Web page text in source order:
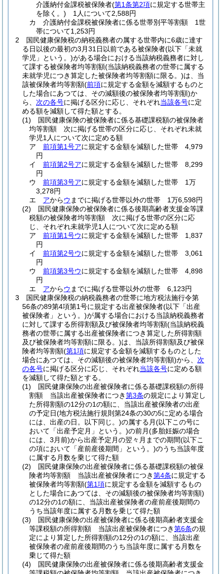
介護納付金課税被保険者(第1条第2項に規定する世帯主
を除く。) 1人について2,588円
カ
介護納付金課税被保険者に係る世帯別平等割額 1世
帯について1,253円
2
国民健康保険税の納税義務者の属する世帯内に6歳に達す
る日以後の最初の3月31日以前である被保険者(以下「未就
学児」という。)がある場合における当該納税義務者に対し
て課する被保険者均等割額(当該納税義務者の世帯に属する
未就学児につき算定した被保険者均等割額に限る。)は、当
該被保険者均等割額(前項に規定する金額を減額するものと
した場合にあつては、その減額後の被保険者均等割額)か
ら、 次の各号に掲げる区分に応じ、それぞれ当該各号に定
める額を減額して得た額とする。
(1)
国民健康保険の被保険者に係る基礎課税額の被保険者
均等割額 次に掲げる世帯の区分に応じ、それぞれ未就
学児1人について次に定める額
ア
前項第1号アに規定する金額を減額した世帯 4,979
円
イ
前項第2号アに規定する金額を減額した世帯 8,299
円
ウ
前項第3号アに規定する金額を減額した世帯 1万
3,278円
エ
アからウ までに掲げる世帯以外の世帯 1万6,598円
(2)
国民健康保険の被保険者に係る後期高齢者支援金等課
税額の被保険者均等割額 次に掲げる世帯の区分に応
じ、それぞれ未就学児1人について次に定める額
ア
前項第1号ウに規定する金額を減額した世帯 1,837
円
イ
前項第2号ウに規定する金額を減額した世帯 3,061
円
ウ
前項第3号ウに規定する金額を減額した世帯 4,898
円
エ
アからウ までに掲げる世帯以外の世帯 6,123円
3
国民健康保険税の納税義務者の世帯に地方税法施行令第
56条の89第4項第1号に規定する出産被保険者(以下「出産
被保険者」という。)が属する場合における当該納税義務者
に対して課する所得割額及び被保険者均等割額(当該納税義
務者の世帯に属する出産被保険者につき算定した所得割額
及び被保険者均等割額に限る。)は、当該所得割額及び被保
険者均等割額(第1項に規定する金額を減額するものとした
場合にあつては、その減額後の被保険者均等割額)から、 次
の各号に掲げる区分に応じ、それぞれ当該各号に定める額
を減額して得た額とする。
(1)
国民健康保険の出産被保険者に係る基礎課税額の所得
割額 当該出産被保険者につき第3条の規定により算定し
た所得割額の12分の1の額に、当該出産被保険者の出産
の予定日(地方税法施行規則第24条の30の5に定める場合
には、出産の日。以下同じ。)の属する月(以下この号に
おいて「出産予定月」という。)の前月(多胎妊娠の場合
には、3月前)から出産予定月の翌々月までの期間(以下こ
の項において「産前産後期間」という。)のうち当該年度
に属する月数を乗じて得た額
(2)
国民健康保険の出産被保険者に係る基礎課税額の被保
険者均等割額 当該出産被保険者につき第4条に規定する
被保険者均等割額(第1項に規定する金額を減額するもの
とした場合にあつては、その減額後の被保険者均等割額)
の12分の1の額に、当該出産被保険者の産前産後期間の
うち当該年度に属する月数を乗じて得た額
(3)
国民健康保険の出産被保険者に係る後期高齢者支援金
等課税額の所得割額 当該出産被保険者につき第6条の規
定により算定した所得割額の12分の1の額に、当該出産
被保険者の産前産後期間のうち当該年度に属する月数を
乗じて得た額
(4)
国民健康保険の出産被保険者に係る後期高齢者支援金